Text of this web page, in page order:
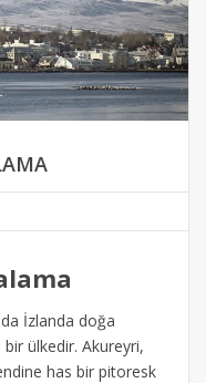
İzlanda doğa
bir ülkedir. Akureyri,
has bir pitoresk